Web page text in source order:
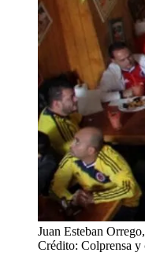
Juan Esteban
Crédito: Colprensa y